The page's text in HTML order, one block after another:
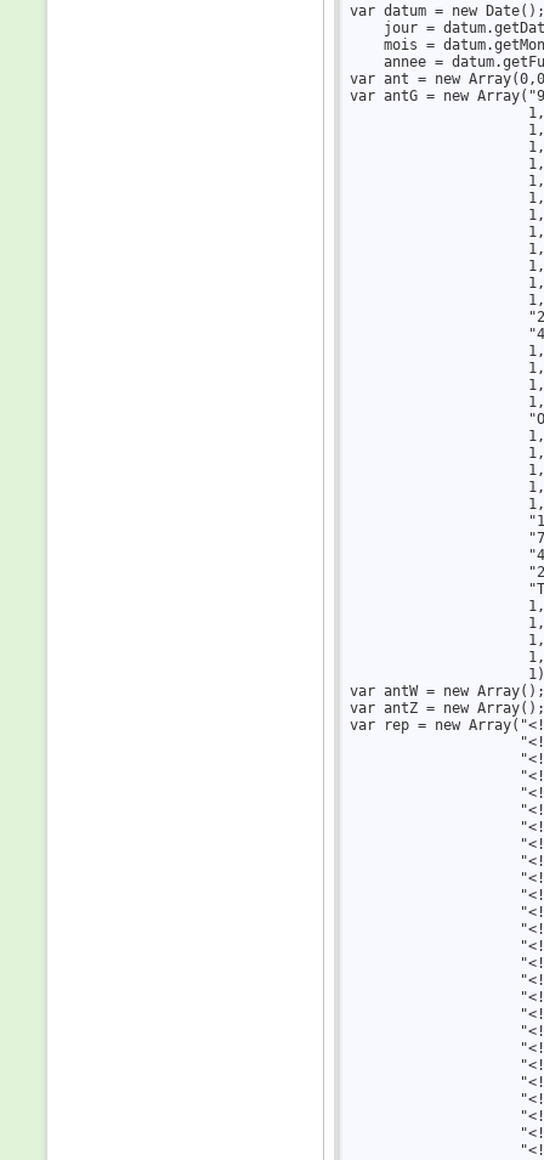
var datum = new
jour =
mois =
annee =
var ant = new
var antG = new
var antW = new
var antZ = new
var rep = new